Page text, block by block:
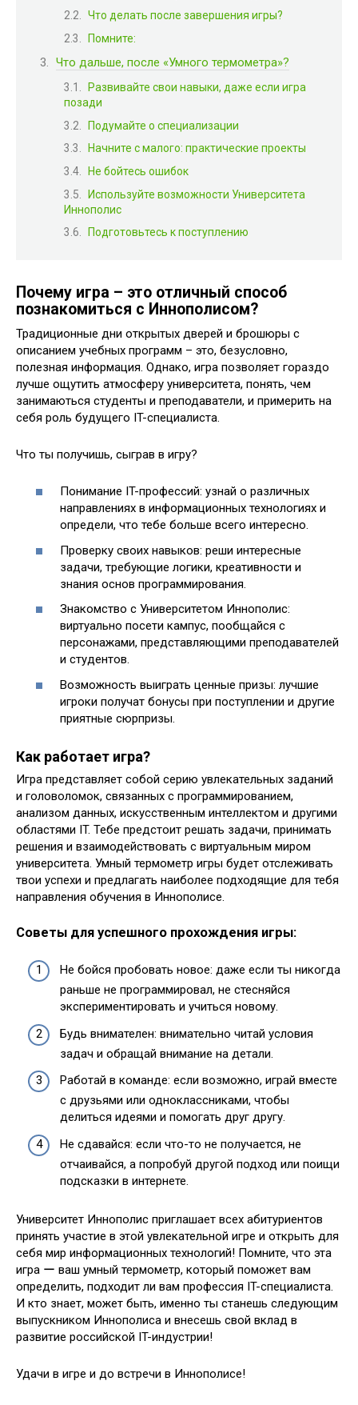
Что делать после завершения игры?
Помните:
Что дальше, после «Умного термометра»?
Развивайте свои навыки, даже если игра
позади
Подумайте о специализации
Начните с малого: практические проекты
Не бойтесь ошибок
Используйте возможности Университета
Иннополис
Подготовьтесь к поступлению
Почему игра – это отличный способ
познакомиться с Иннополисом?
Традиционные дни открытых дверей и брошюры с
описанием учебных программ – это, безусловно,
полезная информация. Однако, игра позволяет гораздо
лучше ощутить атмосферу университета, понять, чем
занимаються студенты и преподаватели, и примерить на
себя роль будущего IT-специалиста.
Что ты получишь, сыграв в игру?
Понимание IT-профессий: узнай о различных
направлениях в информационных технологиях и
определи, что тебе больше всего интересно.
Проверку своих навыков: реши интересные
задачи, требующие логики, креативности и
знания основ программирования.
Знакомство с Университетом Иннополис:
виртуально посети кампус, пообщайся с
персонажами, представляющими преподавателей
и студентов.
Возможность выиграть ценные призы: лучшие
игроки получат бонусы при поступлении и другие
приятные сюрпризы.
Как работает игра?
Игра представляет собой серию увлекательных заданий
и головоломок, связанных с программированием,
анализом данных, искусственным интеллектом и другими
областями IT. Тебе предстоит решать задачи, принимать
решения и взаимодействовать с виртуальным миром
университета. Умный термометр игры будет отслеживать
твои успехи и предлагать наиболее подходящие для тебя
направления обучения в Иннополисе.
Советы для успешного прохождения игры:
Не бойся пробовать новое: даже если ты никогда
раньше не программировал, не стесняйся
экспериментировать и учиться новому.
Будь внимателен: внимательно читай условия
задач и обращай внимание на детали.
Работай в команде: если возможно, играй вместе
с друзьями или одноклассниками, чтобы
делиться идеями и помогать друг другу.
Не сдавайся: если что-то не получается, не
отчаивайся, а попробуй другой подход или поищи
подсказки в интернете.
Университет Иннополис приглашает всех абитуриентов
принять участие в этой увлекательной игре и открыть для
себя мир информационных технологий! Помните, что эта
игра ー ваш умный термометр, который поможет вам
определить, подходит ли вам профессия IT-специалиста.
И кто знает, может быть, именно ты станешь следующим
выпускником Иннополиса и внесешь свой вклад в
развитие российской IT-индустрии!
Удачи в игре и до встречи в Иннополисе!